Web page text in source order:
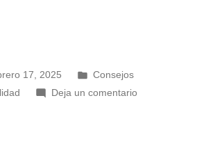
17, 2025
Consejos
Deja un comentario